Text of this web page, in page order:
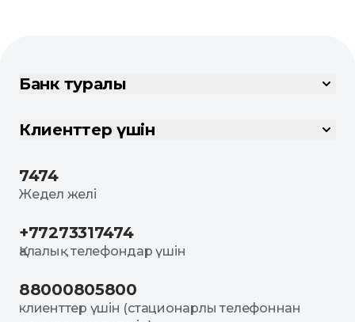
Банк туралы
Клиенттер үшін
7474
Жедел желі
+77273317474
Қалалық телефондар үшін
88000805800
клиенттер үшін (стационарлы телефоннан